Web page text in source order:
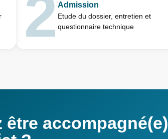
Admission
Etude du dossier, entretien et
questionnaire technique
être accompagné(e)